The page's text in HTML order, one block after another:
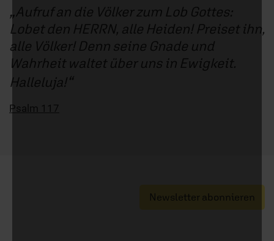
Aufruf an die Völker zum Lob Gottes:
Lobet den HERRN, alle Heiden! Preiset ihn,
alle Völker! Denn seine Gnade und
Wahrheit waltet über uns in Ewigkeit.
Halleluja!
Psalm 117
Newsletter abonnieren